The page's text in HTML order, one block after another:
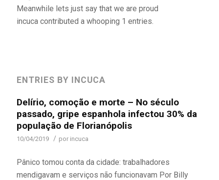
Meanwhile lets just say that we are proud
incucacontributed a whooping 1 entries.
ENTRIES BY INCUCA
Delírio, comoção e morte – No século
passado, gripe espanhola infectou 30% da
população de Florianópolis
10/04/2019 / por incuca
Pânico tomou conta da cidade: trabalhadores
mendigavam e serviços não funcionavam Por Billy